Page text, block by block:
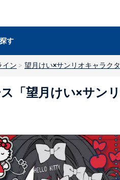
す
イン 望月けい×サンリオキャラク
「望月けい×サン